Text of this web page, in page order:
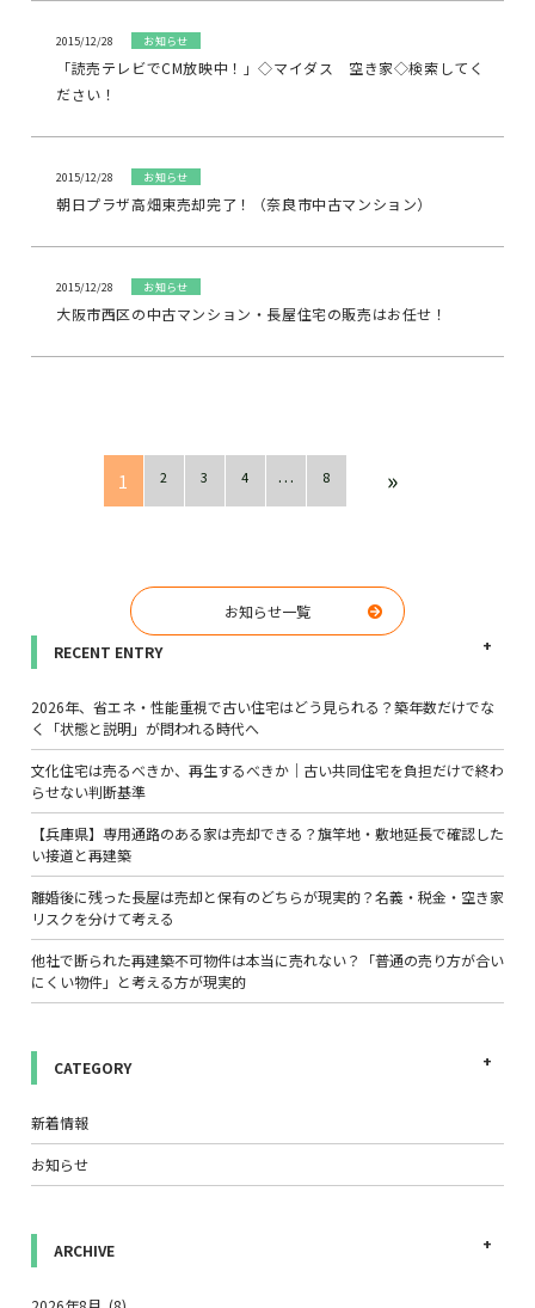
2015/12/28 お知らせ
「読売テレビでCM放映中！」◇マイダス 空き家◇検索してく
ださい！
2015/12/28 お知らせ
朝日プラザ高畑東売却完了！（奈良市中古マンション）
2015/12/28 お知らせ
大阪市西区の中古マンション・長屋住宅の販売はお任せ！
1 2 3 4 … 8 »
お知らせ一覧
RECENT ENTRY
2026年、省エネ・性能重視で古い住宅はどう見られる？築年数だけでな
く「状態と説明」が問われる時代へ
文化住宅は売るべきか、再生するべきか｜古い共同住宅を負担だけで終わ
らせない判断基準
【兵庫県】専用通路のある家は売却できる？旗竿地・敷地延長で確認した
い接道と再建築
離婚後に残った長屋は売却と保有のどちらが現実的？名義・税金・空き家
リスクを分けて考える
他社で断られた再建築不可物件は本当に売れない？「普通の売り方が合い
にくい物件」と考える方が現実的
CATEGORY
新着情報
お知らせ
ARCHIVE